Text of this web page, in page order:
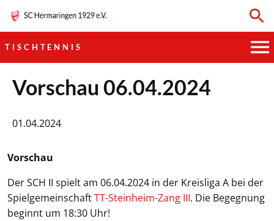
TISCHTENNIS
HAUPTVEREIN
TISCHTENNIS
Vorschau 06.04.2024
01.04.2024
Vorschau
Der SCH II spielt am 06.04.2024 in der Kreisliga A bei der
SpielgemeinschaftTT-Steinheim-Zang III. Die Begegnung
beginnt um 18:30 Uhr!